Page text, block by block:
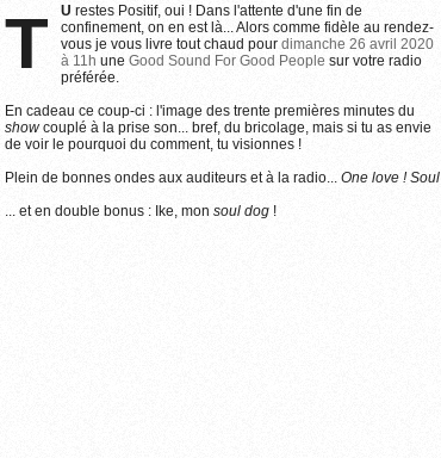
TU restes Positif, oui ! Dans l'attente d'une fin de
confinement, on en est là... Alors comme fidèle au rendez-
vous je vous livre tout chaud pour dimanche 26 avril 2020
à 11h une Good Sound For Good People sur votre radio
préférée.
En cadeau ce coup-ci : l'image des trente premières minutes du
showcouplé à la prise son... bref, du bricolage, mais si tu as envie
de voir le pourquoi du comment, tu visionnes !
Plein de bonnes ondes aux auditeurs et à la radio... One love ! Soul
... et en double bonus : Ike, mon soul dog !